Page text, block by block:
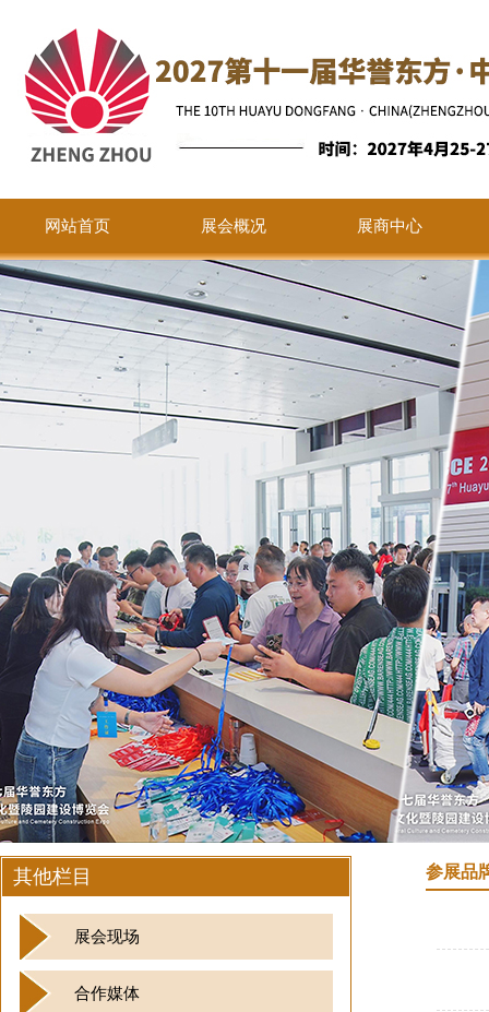
网站首页 展会概况 展商中心
其他栏目
展会现场
合作媒体
参展品